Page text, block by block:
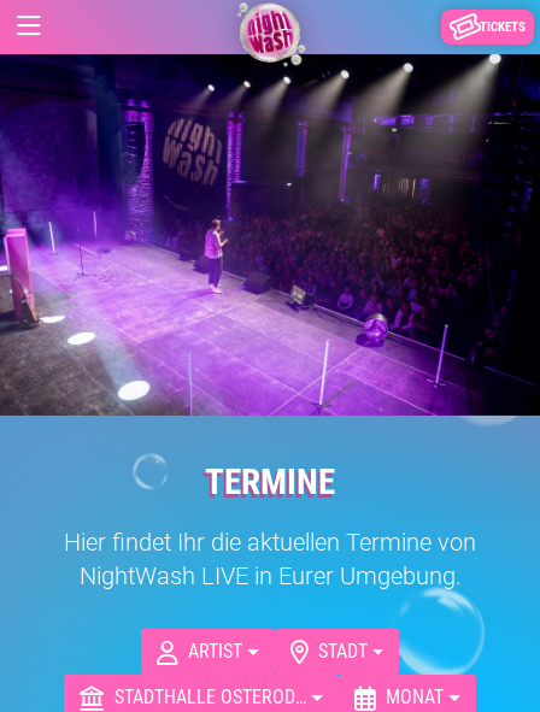
TICKETS
TERMINE
Hier findet Ihr die aktuellen Termine von
NightWash LIVE in Eurer Umgebung.
ARTIST
STADT
STADTHALLE OSTERODE AM HARZ MONAT